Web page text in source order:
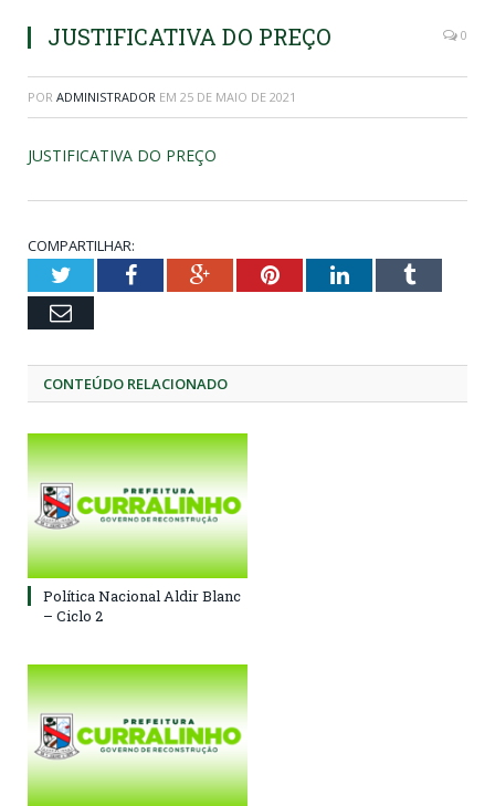
JUSTIFICATIVA DO PREÇO 0
POR ADMINISTRADOR EM 25 DE MAIO DE 2021
JUSTIFICATIVA DO PREÇO
COMPARTILHAR:
TwitterFacebookGoogle+PinterestLinkedInTumblr
Email
CONTEÚDO RELACIONADO
Política Nacional Aldir Blanc
– Ciclo 2